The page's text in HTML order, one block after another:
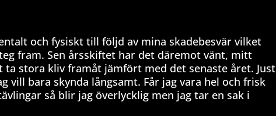
och fysiskt till följd av mina skadebesvär vilket
fram. Sen årsskiftet har det däremot vänt, mitt
stora kliv framåt jämfört med det senaste året. Just
vill bara skynda långsamt. Får jag vara hel och frisk
så blir jag överlycklig men jag tar en sak i